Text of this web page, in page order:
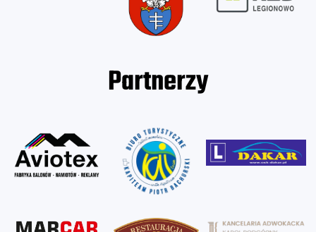
Partnerzy